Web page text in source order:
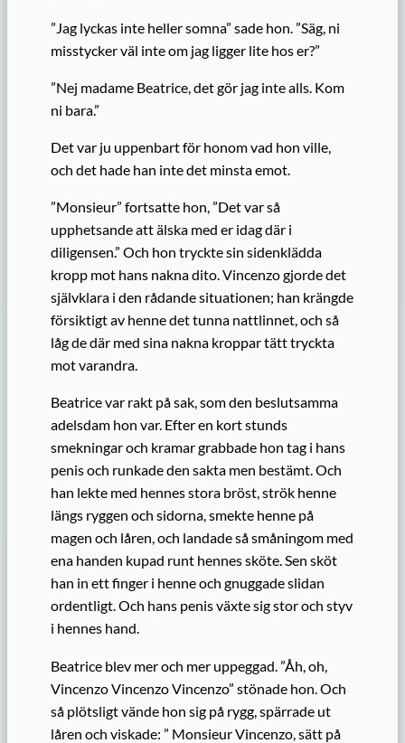
”Jag lyckas inte heller somna” sade hon. ”Säg, ni
misstycker väl inte om jag ligger lite hos er?”
”Nej madame Beatrice, det gör jag inte alls. Kom
ni bara.”
Det var ju uppenbart för honom vad hon ville,
och det hade han inte det minsta emot.
”Monsieur” fortsatte hon, ”Det var så
upphetsande att älska med er idagdär i
diligensen.” Och hon tryckte sin sidenklädda
kropp mot hans nakna dito. Vincenzo gjorde det
självklara i den rådande situationen; han krängde
försiktigt av henne det tunna nattlinnet, och så
låg de där med sina nakna kroppar tätt tryckta
mot varandra.
Beatrice var rakt på sak, som den beslutsamma
adelsdam hon var. Efter en kort stunds
smekningar och kramar grabbade hon tag i hans
penis och runkade den sakta men bestämt. Och
han lekte med hennes stora bröst, strök henne
längs ryggen och sidorna, smekte henne på
magen och låren, och landade så småningom med
ena handen kupad runt hennes sköte. Sen sköt
han in ett finger i henne och gnuggade slidan
ordentligt. Och hans penis växte sig stor och styv
i hennes hand.
Beatrice blev mer och mer uppeggad . ”Åh, oh,
Vincenzo Vincenzo Vincenzo” stönade hon. Och
så plötsligt vände hon sig på rygg, spärrade ut
låren och viskade: ” MonsieurVincenzo, sätt på